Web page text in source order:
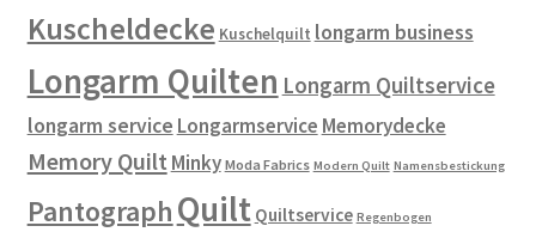
Kuscheldecke Kuschelquilt longarm business
Longarm Quilten Longarm Quiltservice
longarm service Longarmservice Memorydecke
Memory Quilt Minky Moda Fabrics Modern Quilt Namensbestickung
Pantograph Quilt Quiltservice Regenbogen